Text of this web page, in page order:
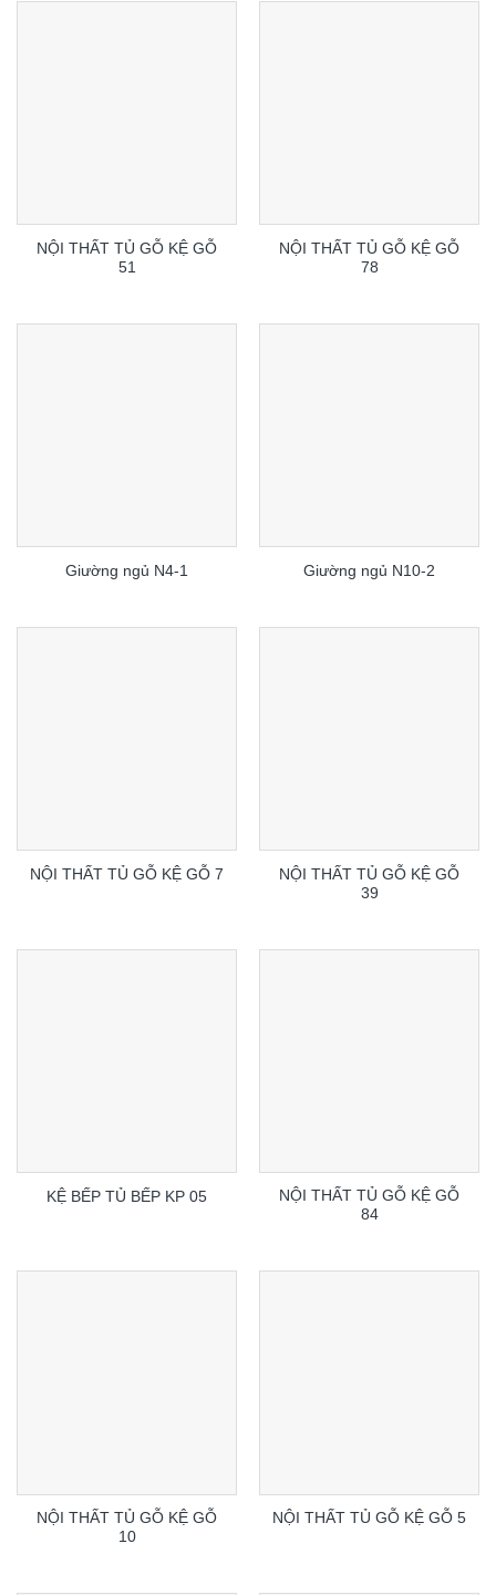
NỘI THẤT TỦ GỖ KỆ GỖ
51
NỘI THẤT TỦ GỖ KỆ GỖ
78
Giường ngủ N4-1 Giường ngủ N10-2
NỘI THẤT TỦ GỖ KỆ GỖ 7
NỘI THẤT TỦ GỖ KỆ GỖ
39
KỆ BẾP TỦ BẾP KP 05
NỘI THẤT TỦ GỖ KỆ GỖ
84
NỘI THẤT TỦ GỖ KỆ GỖ
10
NỘI THẤT TỦ GỖ KỆ GỖ 5